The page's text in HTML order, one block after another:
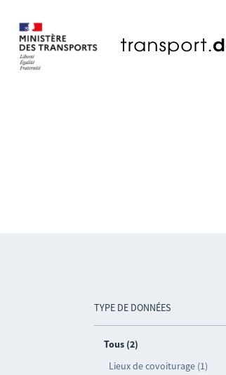
TYPE DE DONNÉES
Tous (2)
Lieux de covoiturage (1)